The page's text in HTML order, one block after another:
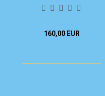
160,00 EUR